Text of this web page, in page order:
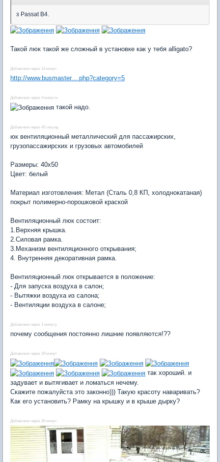
з Passat B4.
Такой люк такой же сложный в установке как у тебя alligato?
Добавлено через 13 минут
http://www.busmaster....php?category=5
Добавлено через 4 минуты
такой надо.
Добавлено через 40 секунд
юк вентиляционный металлический для пассажирских,
грузопассажирских и грузовых автомобилей
Размеры: 40х50
Цвет: белый
Материал изготовления: Метал (Сталь 0,8 КП, холоднокатаная)
покрыт полимерно-порошковой краской
Вентиляционный люк состоит:
1.Верхняя крышка.
2.Силовая рамка.
3.Механизм вентиляционного открывания;
4. Внутренняя декоративная рамка.
Вентиляционный люк открывается в положение:
- Для запуска воздуха в салон;
- Вытяжки воздуха из салона;
- Вентиляции воздуха в салоне;
Добавлено через 1 минуту
почему сообщения постоянно лишние появляются!??
Добавлено через 29 минут
так хороший. и
задувает и вытягивает и ломаться нечему.
Скажите пожалуйста это законно))) Такую красоту наваривать?
Как его установить? Рамку на крышку и в крыше дырку?
Добавлено через 36 минут